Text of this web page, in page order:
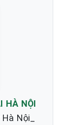
HÀ NỘI
Nội_